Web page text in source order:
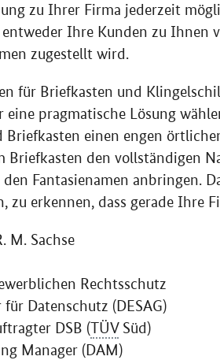
zu Ihrer Firma jederzeit
entweder Ihre Kunden zu Ihnen
zugestellt wird.
für Briefkasten und
pragmatische Lösung
einen engen
Briefkasten den vollständigen
Fantasienamen anbringen.
zu erkennen, dass gerade Ihre
M. Sachse
Rechtsschutz
Datenschutz (DESAG)
DSB (TÜVSüd)
Manager (DAM)